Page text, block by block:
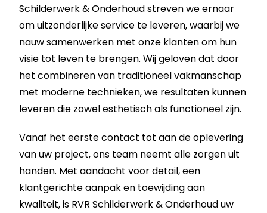
Schilderwerk & Onderhoud streven we ernaar
om uitzonderlijke service te leveren, waarbij we
nauw samenwerken met onze klanten om hun
visie tot leven te brengen. Wij geloven dat door
het combineren van traditioneel vakmanschap
met moderne technieken, we resultaten kunnen
leveren die zowel esthetisch als functioneel zijn.
Vanaf het eerste contact tot aan de oplevering
van uw project, ons team neemt alle zorgen uit
handen. Met aandacht voor detail, een
klantgerichte aanpak en toewijding aan
kwaliteit, is RVR Schilderwerk & Onderhoud uw